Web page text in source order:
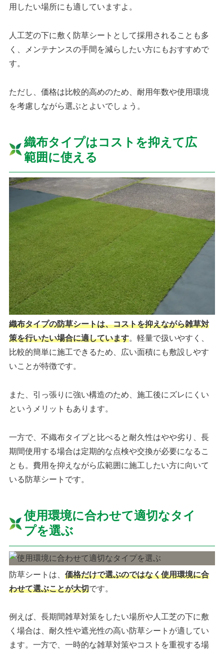
用したい場所にも適していますよ。
人工芝の下に敷く防草シートとして採用されることも多
く、メンテナンスの手間を減らしたい方にもおすすめで
す。
ただし、価格は比較的高めのため、耐用年数や使用環境
を考慮しながら選ぶとよいでしょう。
織布タイプはコストを抑えて広
範囲に使える
織布タイプの防草シートは、コストを抑えながら雑草対
策を行いたい場合に適しています。軽量で扱いやすく、
比較的簡単に施工できるため、広い面積にも敷設しやす
いことが特徴です。
また、引っ張りに強い構造のため、施工後にズレにくい
というメリットもあります。
一方で、不織布タイプと比べると耐久性はやや劣り、長
期間使用する場合は定期的な点検や交換が必要になるこ
とも。費用を抑えながら広範囲に施工したい方に向いて
いる防草シートです。
使用環境に合わせて適切なタイ
プを選ぶ
防草シートは、価格だけで選ぶのではなく使用環境に合
わせて選ぶことが大切です。
例えば、長期間雑草対策をしたい場所や人工芝の下に敷
く場合は、耐久性や遮光性の高い防草シートが適してい
ます。一方で、一時的な雑草対策やコストを重視する場